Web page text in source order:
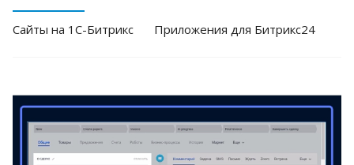
Cайты на 1С-Битрикс Приложения для Битрикс24